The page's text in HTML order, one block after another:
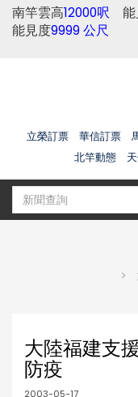
南竿雲高12000呎
能見度9999 公尺
立榮訂票 華信訂票
北竿動態
大陸福建支
防疫
2003-05-17